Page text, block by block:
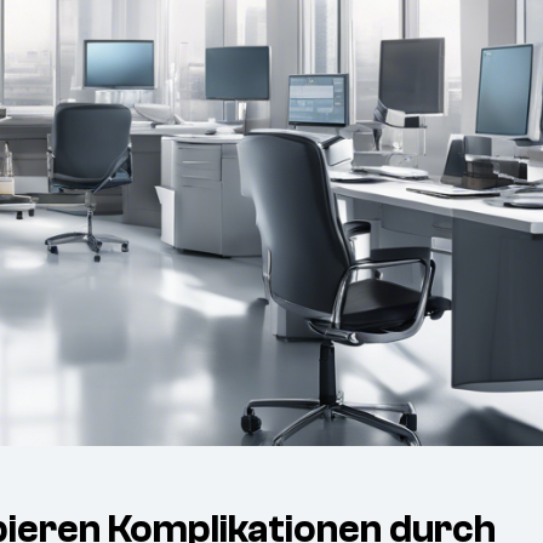
Komplikationen durch